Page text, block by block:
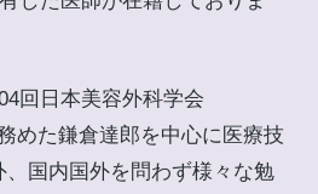
回日本美容外科学会
めた鎌倉達郎を中心に医療技
国内国外を問わず様々な勉